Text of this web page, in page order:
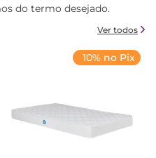
do termo desejado.
Ver todos
10% no Pix